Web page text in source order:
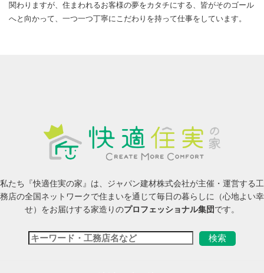
関わりますが、住まわれるお客様の夢をカタチにする、皆がそのゴール
へと向かって、一つ一つ丁寧にこだわりを持って仕事をしています。
私たち『快適住実の家』は、ジャパン建材株式会社が主催・運営する工
務店の全国ネットワークで住まいを通じて毎日の暮らしに（心地よい幸
せ）をお届けする家造りのプロフェッショナル集団です。